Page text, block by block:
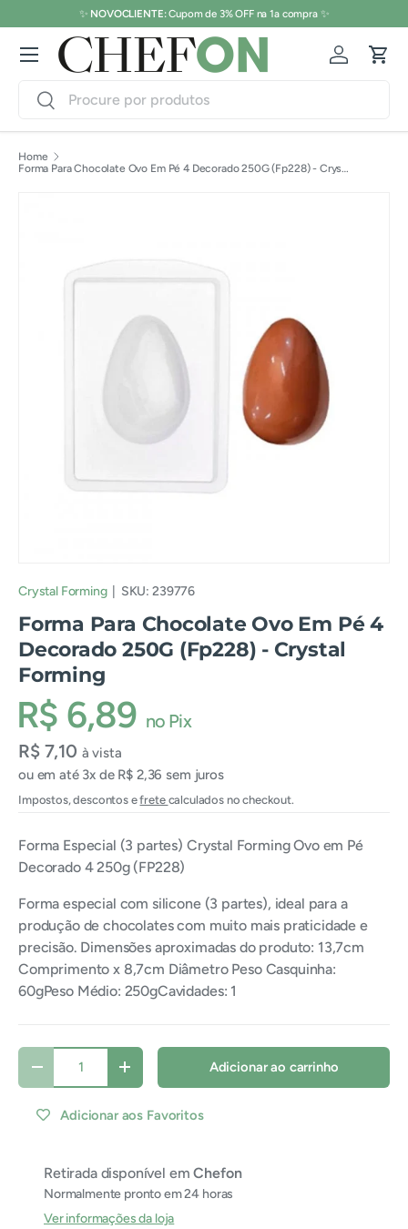
Pular para o conteúdo
✨ NOVOCLIENTE:Cupom de 3% OFF na 1a compra ✨
Pesquisar
Pesquisar
Conecte-
Menu
Home
Forma Para Chocolate Ovo Em Pé 4 Decorado 250G (Fp228) - Crystal Forming
Crystal Forming| SKU: 239776
Forma Para Chocolate Ovo Em Pé 4
Decorado 250G (Fp228) - Crystal
Forming
R$ 6,89 no Pix
R$ 7,10 à vista
ou em até 3x de R$ 2,36 sem juros
Impostos, descontos efrete calculados no checkout.
Forma Especial (3 partes) Crystal Forming Ovo em Pé
Decorado 4 250g (FP228)
Forma especial com silicone (3 partes), ideal para a
produção de chocolates com muito mais praticidade e
precisão. Dimensões aproximadas do produto: 13,7cm
Comprimento x 8,7cm Diâmetro Peso Casquinha:
60gPeso Médio: 250gCavidades: 1
Qtde
Diminuir quantidadeAumentar quantidadeAdicionar ao carrinho
Adicionar aos Favoritos
Retirada disponível emChefon
Normalmente pronto em 24 horas
Ver informações da loja